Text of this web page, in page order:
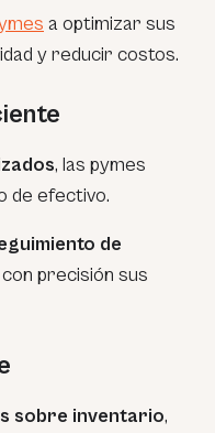
a optimizar sus
y reducir costos.
, las pymes
de efectivo.
de
precisión sus
sobre inventario,